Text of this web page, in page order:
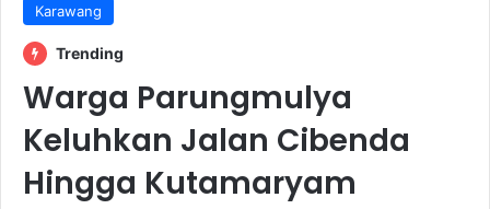
Karawang
Trending
Warga Parungmulya
Keluhkan Jalan Cibenda
Hingga Kutamaryam